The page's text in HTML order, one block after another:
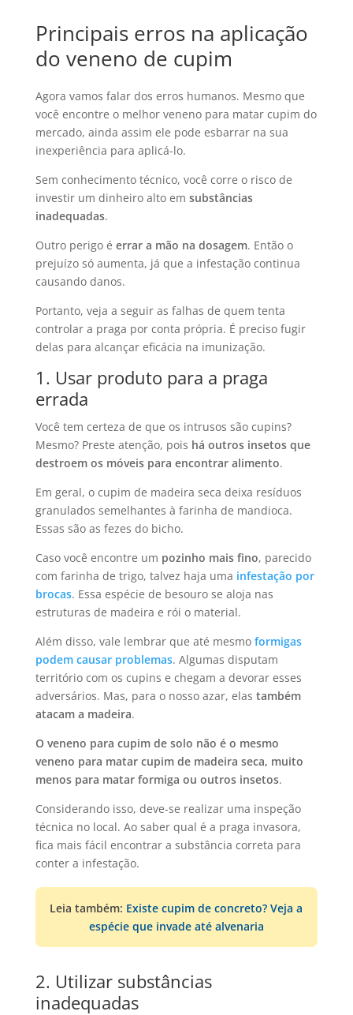
Principais erros na aplicação
do veneno de cupim
Agora vamos falar dos erros humanos. Mesmo que
você encontre o melhor veneno para matar cupim do
mercado, ainda assim ele pode esbarrar na sua
inexperiência para aplicá-lo.
Sem conhecimento técnico, você corre o risco de
investir um dinheiro alto em substâncias
inadequadas.
Outro perigo é errar a mão na dosagem. Então o
prejuízo só aumenta, já que a infestação continua
causando danos.
Portanto, veja a seguir as falhas de quem tenta
controlar a praga por conta própria. É preciso fugir
delas para alcançar eficácia na imunização.
1. Usar produto para a praga
errada
Você tem certeza de que os intrusos são cupins?
Mesmo? Preste atenção, pois há outros insetos que
destroem os móveis para encontrar alimento.
Em geral, o cupim de madeira seca deixa resíduos
granulados semelhantes à farinha de mandioca.
Essas são as fezes do bicho.
Caso você encontre um pozinho mais fino, parecido
com farinha de trigo, talvez haja uma infestação por
brocas. Essa espécie de besouro se aloja nas
estruturas de madeira e rói o material.
Além disso, vale lembrar que até mesmo formigas
podem causar problemas. Algumas disputam
território com os cupins e chegam a devorar esses
adversários. Mas, para o nosso azar, elas também
atacam a madeira.
O veneno para cupim de solo não é o mesmo
veneno para matar cupim de madeira seca, muito
menos para matar formiga ou outros insetos.
Considerando isso, deve-se realizar uma inspeção
técnica no local. Ao saber qual é a praga invasora,
fica mais fácil encontrar a substância correta para
conter a infestação.
Leia também: Existe cupim de concreto? Veja a
espécie que invade até alvenaria
2. Utilizar substâncias
inadequadas